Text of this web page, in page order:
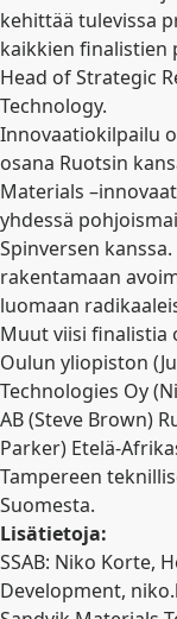
kehittää tulevissa
kaikkien finalistien
Head of Strategic
Technology.
Innovaatiokilpailu
osana Ruotsin
Materials
yhdessä
Spinversen
rakentamaan
luomaan
Muut viisi finalistia
Oulun yliopiston
Technologies Oy
AB (Steve Brown)
Parker) Etelä-
Tampereen
Suomesta.
Lisätietoja:
SSAB: Niko Korte,
Development,